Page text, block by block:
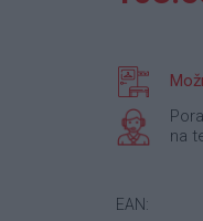
na
EAN: